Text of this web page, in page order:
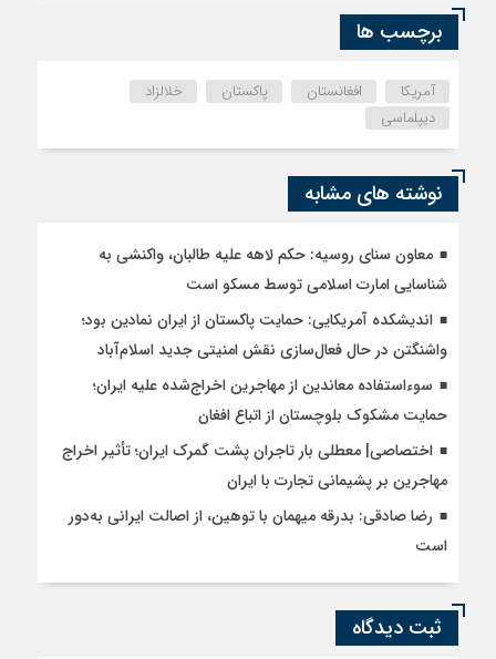
برچسب ها
آمریکا افغانستان پاکستان
خلالزاد
دیپلماسی
نوشته های مشابه
معاون سنای روسیه: حکم لاهه علیه طالبان، واکنشی به
شناسایی امارت اسلامی توسط مسکو است
اندیشکده آمریکایی: حمایت پاکستان از ایران نمادین بود؛
واشنگتن در حال فعال‌سازی نقش امنیتی جدید اسلام‌آباد
سوءاستفاده معاندین از مهاجرین اخراج‌شده علیه ایران؛
حمایت مشکوک بلوچستان از اتباع افغان
اختصاصی| معطلی بار تاجران پشت گمرک ایران؛ تأثیر اخراج
مهاجرین بر پشیمانی تجارت با ایران
رضا صادقی: بدرقه میهمان با توهین، از اصالت ایرانی به‌دور
است
ثبت دیدگاه